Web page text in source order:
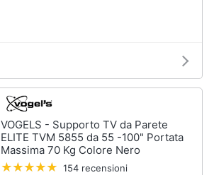
VOGELS - Supporto TV da Parete
ELITE TVM 5855 da 55 -100" Portata
Massima 70 Kg Colore Nero
154 recensioni